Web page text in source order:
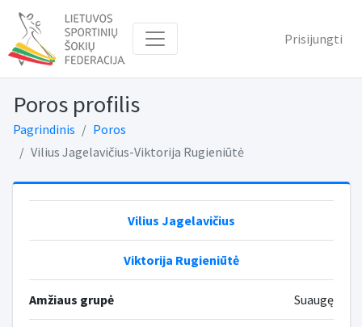
Prisijungti
Poros profilis
Pagrindinis
Poros
Vilius Jagelavičius-Viktorija Rugieniūtė
Vilius Jagelavičius
Viktorija Rugieniūtė
Amžiaus grupė Suaugę